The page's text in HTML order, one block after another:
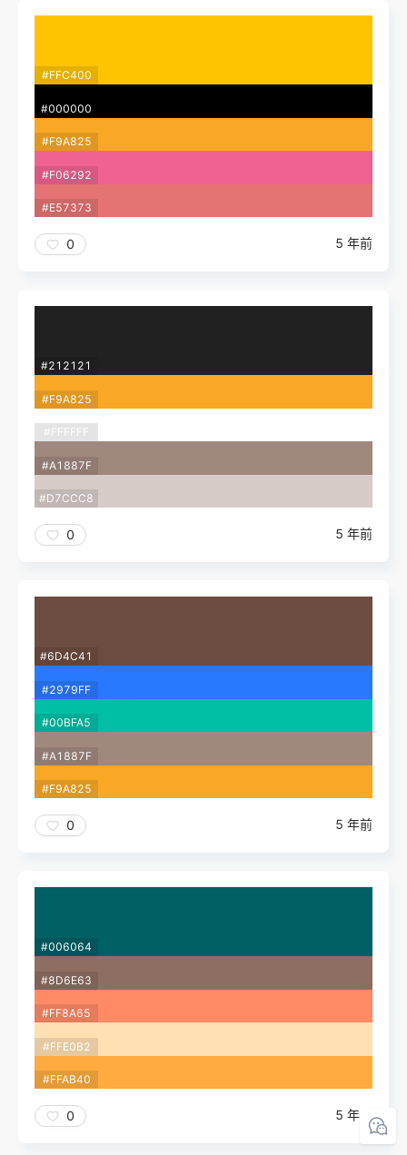
#FFC400
#000000
#F9A825
#F06292
#E57373
0 5 年前
#212121
#F9A825
#FFFFFF
#A1887F
#D7CCC8
0 5 年前
#6D4C41
#2979FF
#00BFA5
#A1887F
#F9A825
0 5 年前
#006064
#8D6E63
#FF8A65
#FFE0B2
#FFAB40
0 5 年前